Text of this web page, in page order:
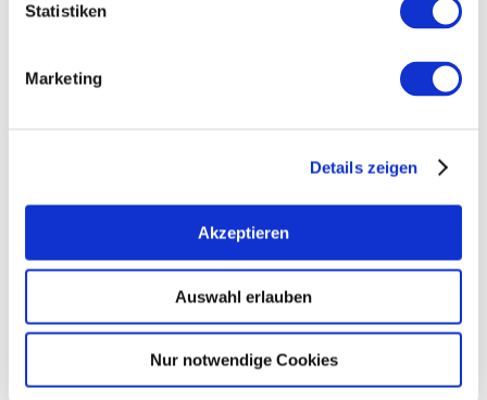
Statistiken
Marketing
Details zeigen
Akzeptieren
Auswahl erlauben
Nur notwendige Cookies
17.12.2025 bis 31.12.2026
von 13:00 bis 16:00 Uhr
von 09:00 bis 12:00 Uhr
Mittwoch
von 09:00 bis 12:00 Uhr
Donnerstag
von 09:00 bis 12:00 Uhr
von 13:00 bis 16:00 Uhr
Freitag
von 09:00 bis 12:00 Uhr
von 13:00 bis 16:00 Uhr